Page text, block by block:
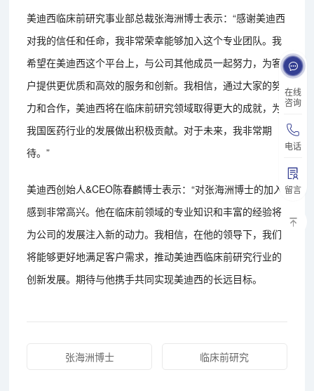
在线
咨询
电话
留言
美迪西临床前研究事业部总裁张海洲博士表示：“感谢美迪西
对我的信任和任命，我非常荣幸能够加入这个专业团队。我
希望在美迪西这个平台上，与公司其他成员一起努力，为客
户提供更优质和高效的服务和创新。我相信，通过大家的努
力和合作，美迪西将在临床前研究领域取得更大的成就，为
我国医药行业的发展做出积极贡献。对于未来，我非常期
待。”
美迪西创始人&CEO陈春麟博士表示：“对张海洲博士的加入
感到非常高兴。他在临床前领域的专业知识和丰富的经验将
为公司的发展注入新的动力。我相信，在他的领导下，我们
将能够更好地满足客户需求，推动美迪西临床前研究行业的
创新发展。期待与他携手共同实现美迪西的长远目标。
张海洲博士 临床前研究